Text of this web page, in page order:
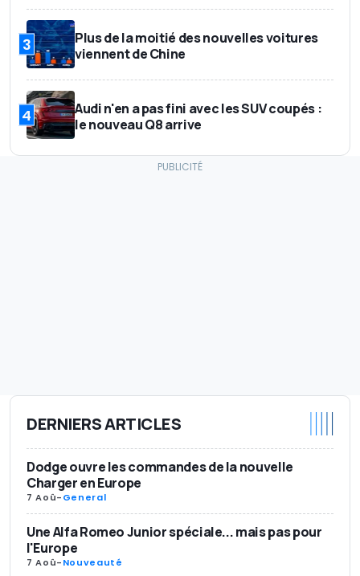
3
Plus de la moitié des nouvelles voitures
viennent de Chine
4
Audi n'en a pas fini avec les SUV coupés :
le nouveau Q8 arrive
DERNIERS ARTICLES
Dodge ouvre les commandes de la nouvelle
Charger en Europe
7 Aoû-General
Une Alfa Romeo Junior spéciale... mais pas pour
l'Europe
7 Aoû-Nouveauté